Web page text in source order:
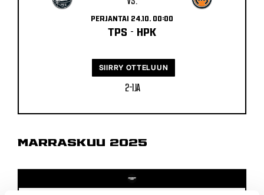
PERJANTAI 24.10. 00:00
TPS - HPK
2 - 1 JA
SIIRRY OTTELUUN
MARRASKUU 2025